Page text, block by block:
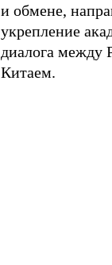
и обмене,
укрепление
диалога между
Китаем.